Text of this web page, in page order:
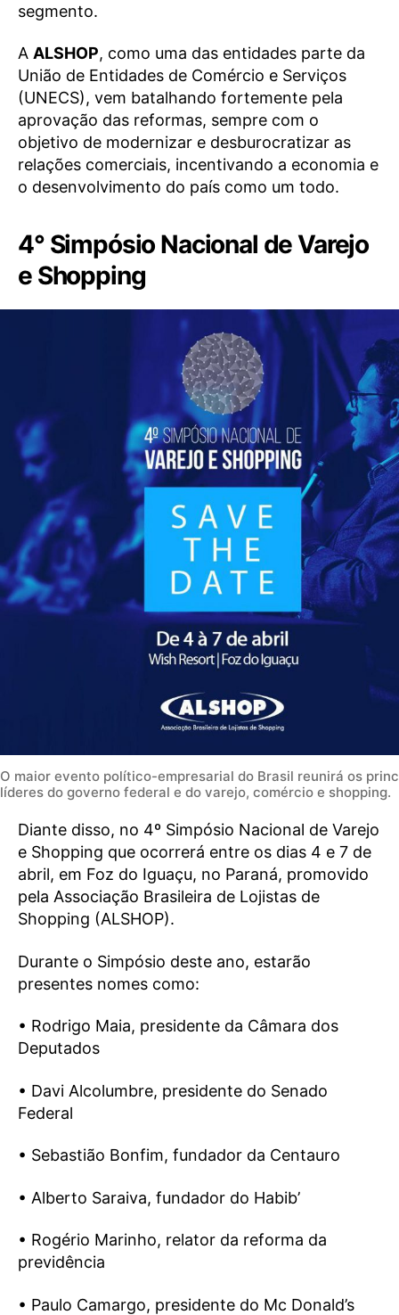
segmento.
A ALSHOP, como uma das entidades parte da
União de Entidades de Comércio e Serviços
(UNECS), vem batalhando fortemente pela
aprovação das reformas, sempre com o
objetivo de modernizar e desburocratizar as
relações comerciais, incentivando a economia e
o desenvolvimento do país como um todo.
4° Simpósio Nacional de Varejo
e Shopping
O maior evento político-empresarial do Brasil reunirá os
líderes do governo federal e do varejo, comércio e shopping.
Diante disso, no 4º Simpósio Nacional de Varejo
e Shopping que ocorrerá entre os dias 4 e 7 de
abril, em Foz do Iguaçu, no Paraná, promovido
pela Associação Brasileira de Lojistas de
Shopping (ALSHOP).
Durante o Simpósio deste ano, estarão
presentes nomes como:
• Rodrigo Maia, presidente da Câmara dos
Deputados
• Davi Alcolumbre, presidente do Senado
Federal
• Sebastião Bonfim, fundador da Centauro
• Alberto Saraiva, fundador do Habib’
• Rogério Marinho, relator da reforma da
previdência
• Paulo Camargo, presidente do Mc Donald’s